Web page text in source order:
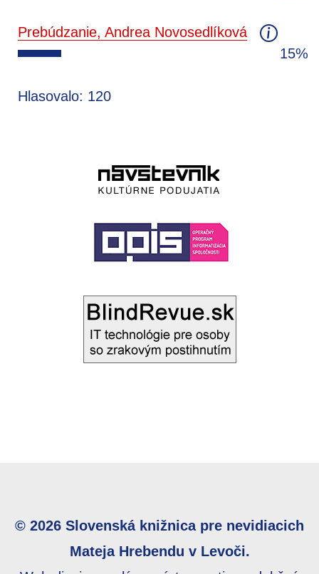
Prebúdzanie, Andrea Novosedlíková
15%
Hlasovalo: 120
© 2026 Slovenská knižnica pre nevidiacich
Mateja Hrebendu v Levoči.